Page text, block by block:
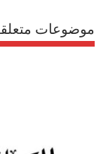
موضوعات